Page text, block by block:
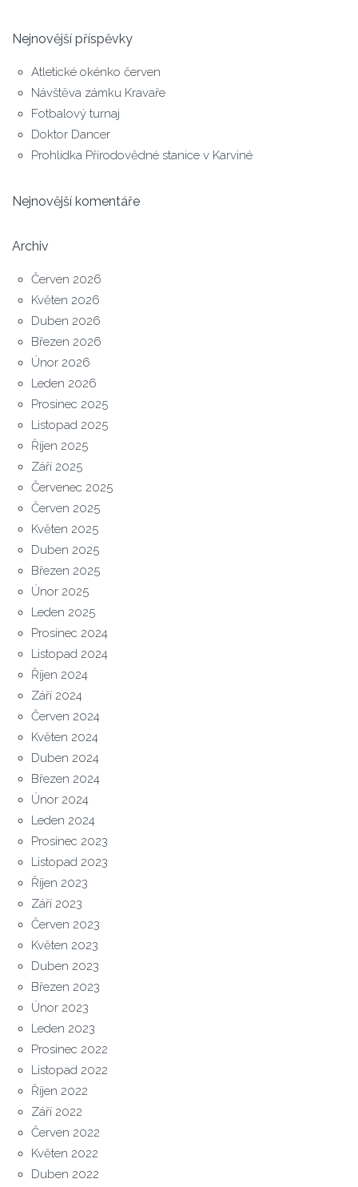
Nejnovější příspěvky
Atletické okénko červen
Návštěva zámku Kravaře
Fotbalový turnaj
Doktor Dancer
Prohlídka Přírodovědné stanice v Karviné
Nejnovější komentáře
Archiv
Červen 2026
Květen 2026
Duben 2026
Březen 2026
Únor 2026
Leden 2026
Prosinec 2025
Listopad 2025
Říjen 2025
Září 2025
Červenec 2025
Červen 2025
Květen 2025
Duben 2025
Březen 2025
Únor 2025
Leden 2025
Prosinec 2024
Listopad 2024
Říjen 2024
Září 2024
Červen 2024
Květen 2024
Duben 2024
Březen 2024
Únor 2024
Leden 2024
Prosinec 2023
Listopad 2023
Říjen 2023
Září 2023
Červen 2023
Květen 2023
Duben 2023
Březen 2023
Únor 2023
Leden 2023
Prosinec 2022
Listopad 2022
Říjen 2022
Září 2022
Červen 2022
Květen 2022
Duben 2022